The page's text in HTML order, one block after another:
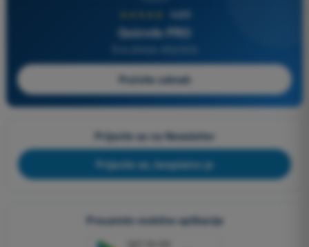
4,6/5
Quizvds PRO
Počnite odmah
Prijavite se na Newsletter
Prijavite se, besplatno je
Preuzmite mobilne aplikacije